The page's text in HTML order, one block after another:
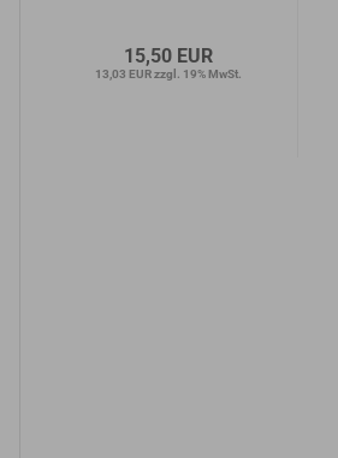
15,50 EUR
13,03 EUR zzgl. 19% MwSt.